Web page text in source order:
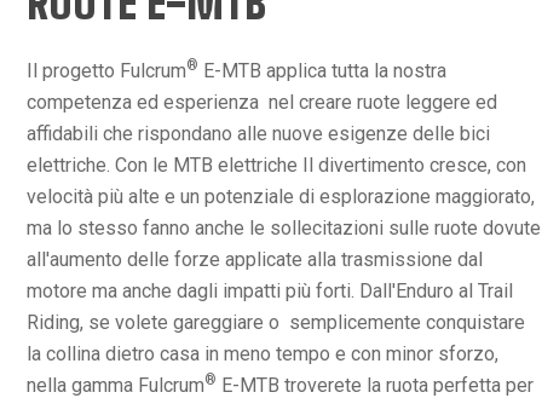
Il progetto Fulcrum® E-MTB applica tutta la nostra
competenza ed esperienza nel creare ruote leggere ed
affidabili che rispondano alle nuove esigenze delle bici
elettriche. Con le MTB elettriche Il divertimento cresce, con
velocità più alte e un potenziale di esplorazione maggiorato,
ma lo stesso fanno anche le sollecitazioni sulle ruote dovute
all'aumento delle forze applicate alla trasmissione dal
motore ma anche dagli impatti più forti. Dall'Enduro al Trail
Riding, se volete gareggiare o semplicemente conquistare
la collina dietro casa in meno tempo e con minor sforzo,
nella gamma Fulcrum® E-MTB troverete la ruota perfetta per